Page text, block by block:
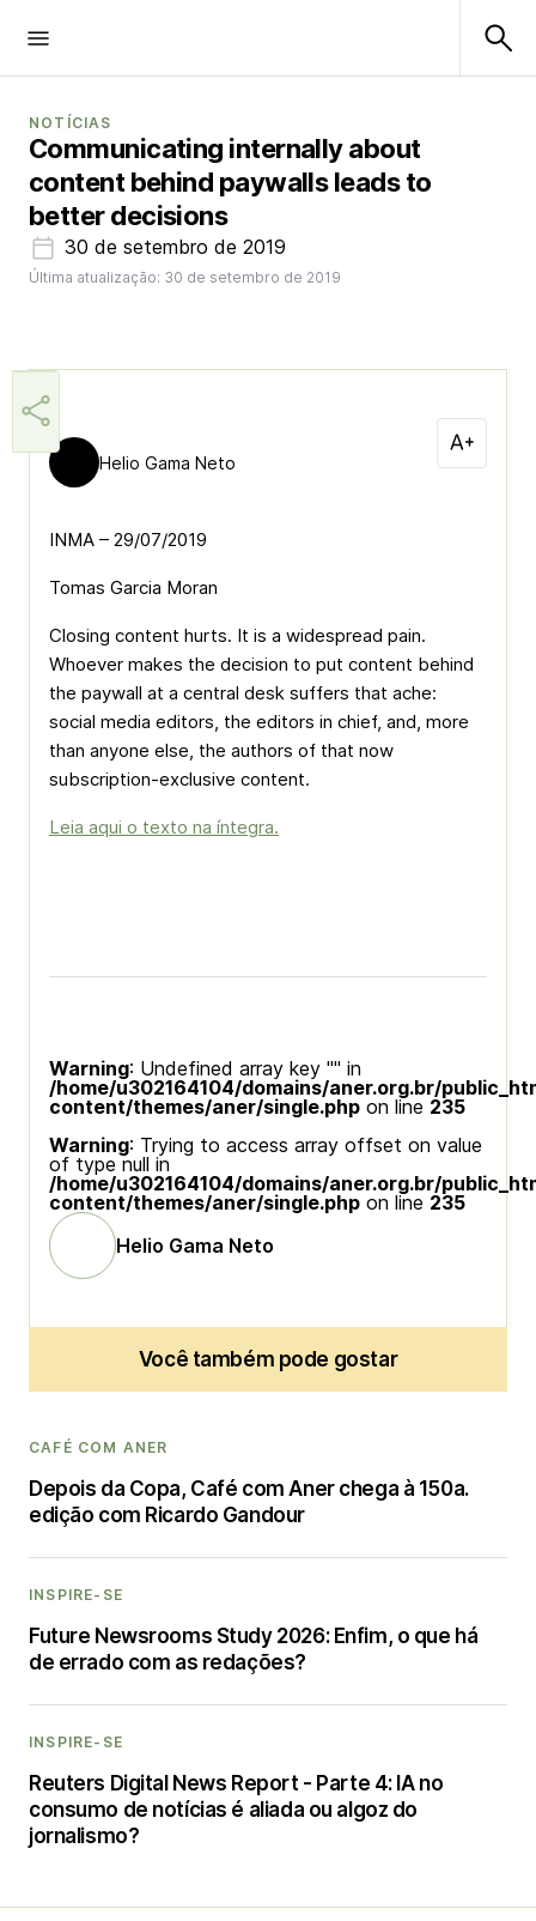
NOTÍCIAS
Communicating internally about
content behind paywalls leads to
better decisions
30 de setembro de 2019
Última atualização: 30 de setembro de 2019
Helio Gama Neto
INMA – 29/07/2019
Tomas Garcia Moran
Closing content hurts. It is a widespread pain.
Whoever makes the decision to put content behind
the paywall at a central desk suffers that ache:
social media editors, the editors in chief, and, more
than anyone else, the authors of that now
subscription-exclusive content.
Leia aqui o texto na íntegra.
Warning: Undefined array key "" in
/home/u302164104/domains/aner.org.br/
content/themes/aner/single.php on line 235
Warning: Trying to access array offset on value
of type null in
/home/u302164104/domains/aner.org.br/
content/themes/aner/single.php on line 235
Helio Gama Neto
Você também pode gostar
CAFÉ COM ANER
Depois da Copa, Café com Aner chega à 150a.
edição com Ricardo Gandour
INSPIRE-SE
Future Newsrooms Study 2026: Enfim, o que há
de errado com as redações?
INSPIRE-SE
Reuters Digital News Report - Parte 4: IA no
consumo de notícias é aliada ou algoz do
jornalismo?